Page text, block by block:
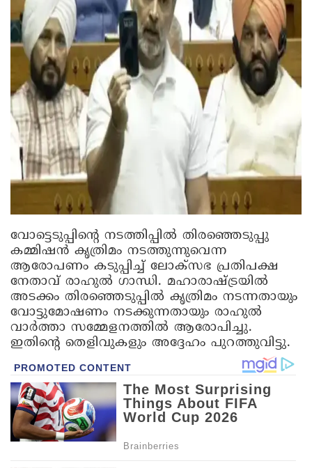
വോട്ടെടുപ്പിന്റെ നടത്തിപ്പിൽ തിരഞ്ഞെടുപ്പു
കമ്മിഷൻ കൃത്രിമം നടത്തുന്നുവെന്ന
ആരോപണം കടുപ്പിച്ച് ലോക്സഭ പ്രതിപക്ഷ
നേതാവ് രാഹുൽ ഗാന്ധി. മഹാരാഷ്ട്രയിൽ
അടക്കം തിരഞ്ഞെടുപ്പിൽ കൃത്രിമം നടന്നതായും
വോട്ടുമോഷണം നടക്കുന്നതായും രാഹുൽ
വാർത്താ സമ്മേളനത്തിൽ ആരോപിച്ചു.
ഇതിന്റെ തെളിവുകളും അദ്ദേഹം പുറത്തുവിട്ടു.